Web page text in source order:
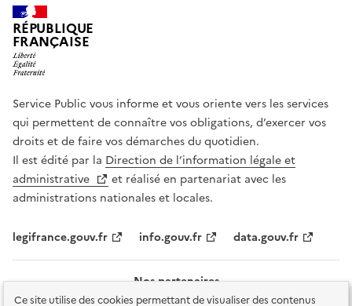
Ce site utilise des cookies permettant de visualiser des contenus
RÉPUBLIQUE
FRANÇAISE
Service Public vous informe et vous oriente vers les services
qui permettent de connaître vos obligations, d’exercer vos
droits et de faire vos démarches du quotidien.
Il est édité par la Direction de l’information légale et
administrative
et réalisé en partenariat avec les
administrations nationales et locales.
legifrance.gouv.fr info.gouv.fr data.gouv.fr
Nos partenaires